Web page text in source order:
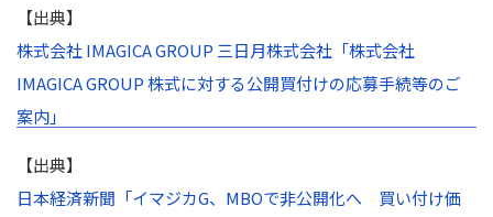
【出典】
株式会社 IMAGICA GROUP 三日月株式会社「株式会社
IMAGICA GROUP 株式に対する公開買付けの応募手続等のご
案内」
【出典】
日本経済新聞「イマジカG、MBOで非公開化へ 買い付け価